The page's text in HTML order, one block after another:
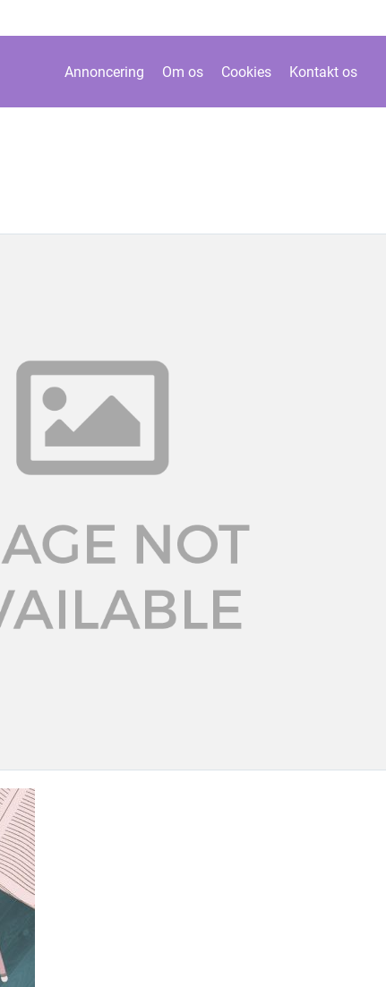
Annoncering Om os Cookies Kontakt os